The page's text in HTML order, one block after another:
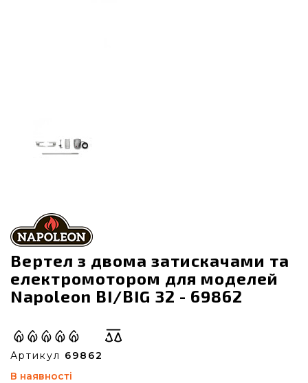
Вертел з двома затискачами та
електромотором для моделей
Napoleon BI/BIG 32 - 69862
Артикул 69862
В наявності